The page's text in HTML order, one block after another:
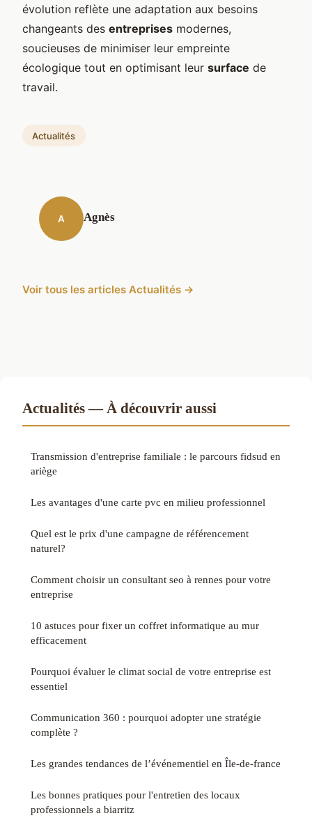
évolution reflète une adaptation aux besoins
changeants des entreprises modernes,
soucieuses de minimiser leur empreinte
écologique tout en optimisant leur surface de
travail.
Actualités
A Agnès
Voir tous les articles Actualités →
Actualités — À découvrir aussi
Transmission d'entreprise familiale : le parcours fidsud en
ariège
Les avantages d'une carte pvc en milieu professionnel
Quel est le prix d'une campagne de référencement
naturel?
Comment choisir un consultant seo à rennes pour votre
entreprise
10 astuces pour fixer un coffret informatique au mur
efficacement
Pourquoi évaluer le climat social de votre entreprise est
essentiel
Communication 360 : pourquoi adopter une stratégie
complète ?
Les grandes tendances de l’événementiel en Île-de-france
Les bonnes pratiques pour l'entretien des locaux
professionnels a biarritz